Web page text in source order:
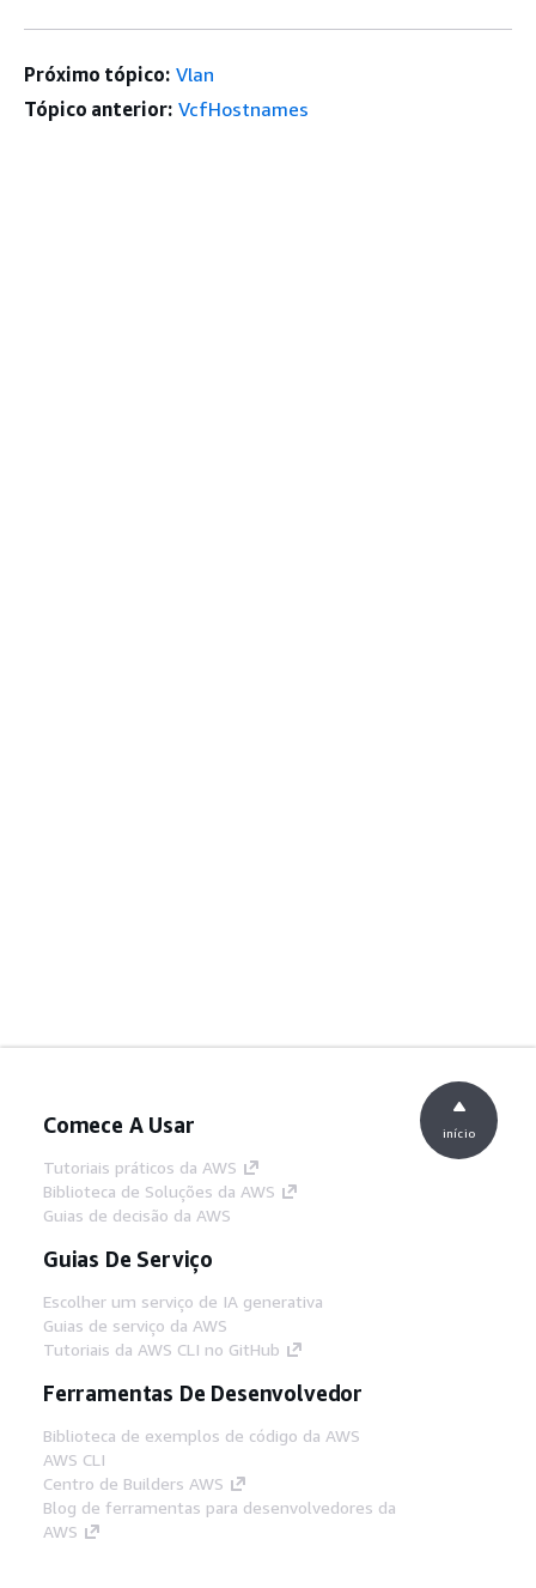
Próximo tópico: Vlan
Tópico anterior: VcfHostnames
Comece A Usar
Tutoriais práticos da AWS
Biblioteca de Soluções da AWS
Guias de decisão da AWS
Guias De Serviço
Escolher um serviço de IA generativa
Guias de serviço da AWS
Tutoriais da AWS CLI no GitHub
Ferramentas De Desenvolvedor
Biblioteca de exemplos de código da AWS
AWS CLI
Centro de Builders AWS
Blog de ferramentas para desenvolvedores da
AWS
início